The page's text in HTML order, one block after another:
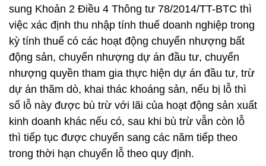
sung Khoản 2 Điều 4 Thông tư 78/2014/TT-BTC thì
việc xác định thu nhập tính thuế doanh nghiệp trong
kỳ tính thuế có các hoạt động chuyển nhượng bất
động sản, chuyển nhượng dự án đầu tư, chuyển
nhượng quyền tham gia thực hiện dự án đầu tư, trừ
dự án thăm dò, khai thác khoáng sản, nếu bị lỗ thì
số lỗ này được bù trừ với lãi của hoạt động sản xuất
kinh doanh khác nếu có, sau khi bù trừ vẫn còn lỗ
thì tiếp tục được chuyển sang các năm tiếp theo
trong thời hạn chuyển lỗ theo quy định.